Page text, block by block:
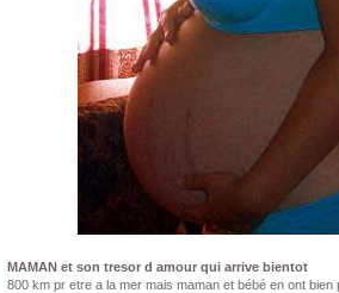
MAMAN et son tresor d amour qui arrive bientot
800 km pr etre a la mer mais maman et bébé en ont